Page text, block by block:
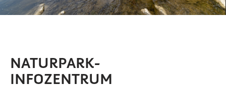
NATURPARK-
INFOZENTRUM